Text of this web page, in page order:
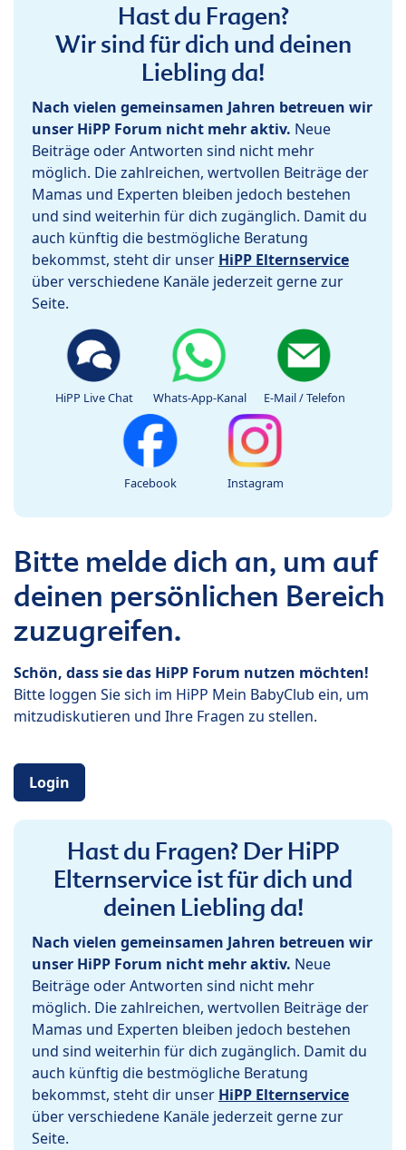
Hast du Fragen?
Wir sind für dich und deinen
Liebling da!
Nach vielen gemeinsamen Jahren betreuen wir
unser HiPP Forum nicht mehr aktiv. Neue
Beiträge oder Antworten sind nicht mehr
möglich. Die zahlreichen, wertvollen Beiträge der
Mamas und Experten bleiben jedoch bestehen
und sind weiterhin für dich zugänglich. Damit du
auch künftig die bestmögliche Beratung
bekommst, steht dir unser HiPP Elternservice
über verschiedene Kanäle jederzeit gerne zur
Seite.
HiPP Live Chat Whats-App-Kanal E-Mail / Telefon
Facebook Instagram
Bitte melde dich an, um auf
deinen persönlichen Bereich
zuzugreifen.
Schön, dass sie das HiPP Forum nutzen möchten!
Bitte loggen Sie sich im HiPP Mein BabyClub ein, um
mitzudiskutieren und Ihre Fragen zu stellen.
Login
Hast du Fragen? Der HiPP
Elternservice ist für dich und
deinen Liebling da!
Nach vielen gemeinsamen Jahren betreuen wir
unser HiPP Forum nicht mehr aktiv. Neue
Beiträge oder Antworten sind nicht mehr
möglich. Die zahlreichen, wertvollen Beiträge der
Mamas und Experten bleiben jedoch bestehen
und sind weiterhin für dich zugänglich. Damit du
auch künftig die bestmögliche Beratung
bekommst, steht dir unser HiPP Elternservice
über verschiedene Kanäle jederzeit gerne zur
Seite.